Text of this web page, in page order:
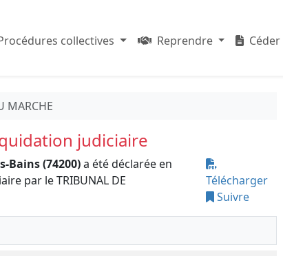
collectives Reprendre Céder
MARCHE
judiciaire
Bains (74200)a été déclarée en
par le TRIBUNAL DE
Télécharger
Suivre